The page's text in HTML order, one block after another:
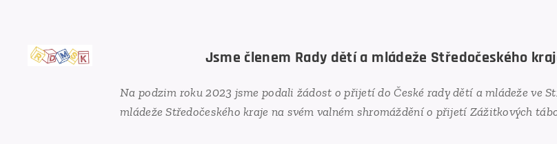
Jsme členem Rady dětí a mládeže Středočeského
Na podzim roku 2023 jsme podali žádost o přijetí do České rady dětí a mládeže ve
mládeže Středočeského kraje na svém valném shromáždění o přijetí Zážitkových